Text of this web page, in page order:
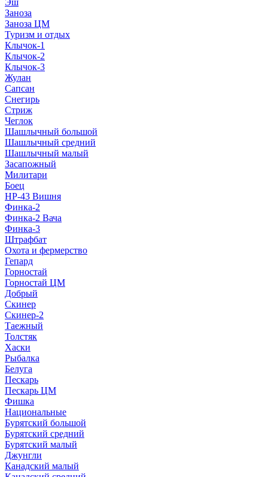
Эш
Заноза
Заноза ЦМ
Туризм и отдых
Клычок-1
Клычок-2
Клычок-3
Жулан
Сапсан
Снегирь
Стриж
Чеглок
Шашлычный большой
Шашлычный средний
Шашлычный малый
Засапожный
Милитари
Боец
НР-43 Вишня
Финка-2
Финка-2 Вача
Финка-3
Штрафбат
Охота и фермерство
Гепард
Горностай
Горностай ЦМ
Добрый
Скинер
Скинер-2
Таежный
Толстяк
Хаски
Рыбалка
Белуга
Пескарь
Пескарь ЦМ
Фишка
Национальные
Бурятский большой
Бурятский средний
Бурятский малый
Джунгли
Канадский малый